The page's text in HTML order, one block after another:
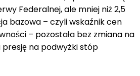
Federalnej, ale mniej niż 2,5
bazowa – czyli wskaźnik cen
– pozostała bez zmiana na
presję na podwyżki stóp